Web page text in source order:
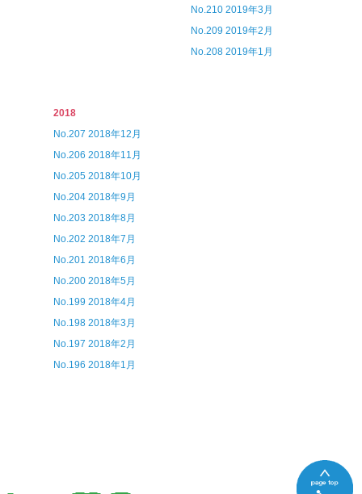
No.210 2019年3月
No.209 2019年2月
No.208 2019年1月
2018
No.207 2018年12月
No.206 2018年11月
No.205 2018年10月
No.204 2018年9月
No.203 2018年8月
No.202 2018年7月
No.201 2018年6月
No.200 2018年5月
No.199 2018年4月
No.198 2018年3月
No.197 2018年2月
No.196 2018年1月